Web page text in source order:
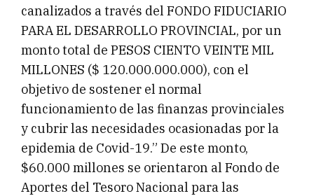
canalizados a través del FONDO FIDUCIARIO
PARA EL DESARROLLO PROVINCIAL, por un
monto total de PESOS CIENTO VEINTE MIL
MILLONES ($ 120.000.000.000), con el
objetivo de sostener el normal
funcionamiento de las finanzas provinciales
y cubrir las necesidades ocasionadas por la
epidemia de Covid-19.” De este monto,
$60.000 millones se orientaron al Fondo de
Aportes del Tesoro Nacional para las